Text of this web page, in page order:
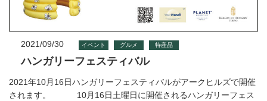
2021/09/30 イベント グルメ 特産品
ハンガリーフェスティバル
2021年10月16日ハンガリーフェスティバルがアークヒルズで開催
されます。 10月16日土曜日に開催されるハンガリーフェス